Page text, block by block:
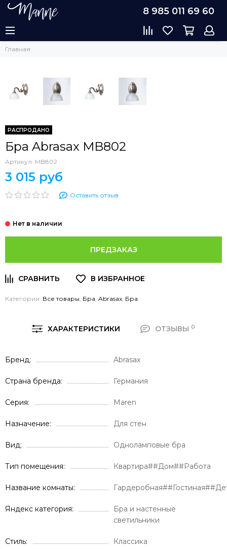
8 985 011 69 60
Главная
РАСПРОДАНО
Бра Abrasax MB802
Артикул: MB802
3 015 руб
Оставить отзыв
ПРЕДЗАКАЗ
Категории: Все товары, Бра, Abrasax, Бра
ХАРАКТЕРИСТИКИ ОТЗЫВЫ 0
Бренд Abrasax
Страна бренда Германия
Серия Maren
Назначение Для стен
Вид Одноламповые бра
Тип помещения Квартира##Дом##Работа
Название комнаты
Яндекс категория
Бра и настенные
светильники
Стиль Классика